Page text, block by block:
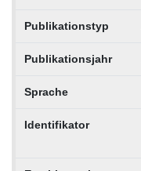
Publikationstyp
Publikationsjahr
Sprache
Identifikator